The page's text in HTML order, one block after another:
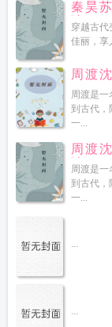
秦昊
读
穿越古代
佳丽，享
周渡
周渡是一
到古代，
一...
周渡
读
周渡是一
到古代，
一...
...
...